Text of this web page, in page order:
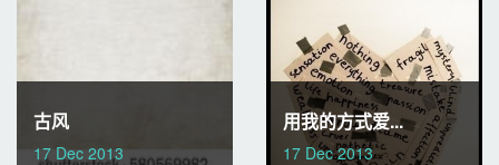
古风
17 Dec 2013
用我的方式爱...
17 Dec 2013